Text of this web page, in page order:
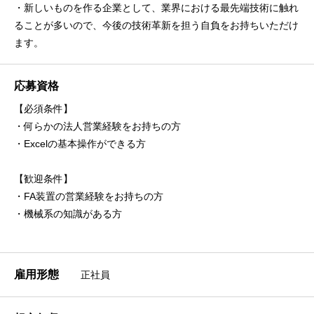
・新しいものを作る企業として、業界における最先端技術に触れ
ることが多いので、今後の技術革新を担う自負をお持ちいただけ
ます。
応募資格
【必須条件】
・何らかの法人営業経験をお持ちの方
・Excelの基本操作ができる方
【歓迎条件】
・FA装置の営業経験をお持ちの方
・機械系の知識がある方
雇用形態 正社員